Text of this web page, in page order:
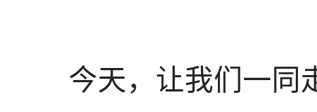
今天，让我们一同